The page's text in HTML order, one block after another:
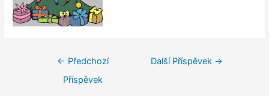
Navigace
← Předchozí
Příspěvek
Další Příspěvek →